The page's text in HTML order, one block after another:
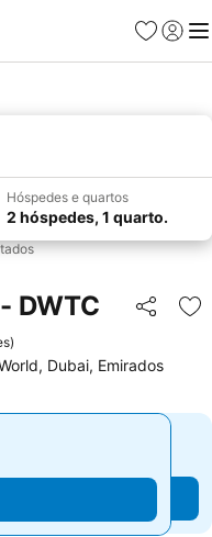
Favoritos
Iniciar
Hóspedes e quartos
2 hóspedes, 1 quarto.
DWTC Partilhar
)
Dubai, Emirados